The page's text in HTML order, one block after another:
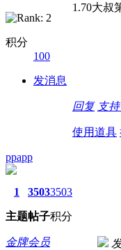
积分
100
发消息
1.70大叔
回复 支持
使用道具
ppapp
1
主题
3503
帖子
3503
积分
金牌会员